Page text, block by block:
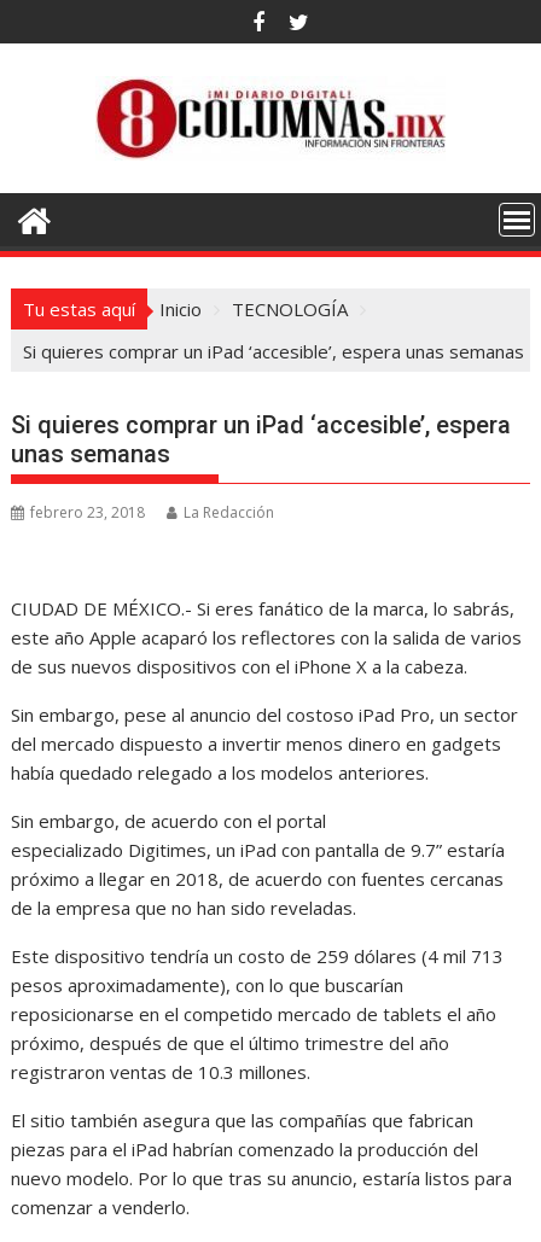
al
Tu estas aquí Inicio
TECNOLOGÍA
Si quieres comprar un iPad ‘accesible’, espera unas semanas
Si quieres comprar un iPad ‘accesible’, espera
unas semanas
febrero 23, 2018 La Redacción
CIUDAD DE MÉXICO.- Si eres fanático de la marca, lo sabrás,
este año Apple acaparó los reflectores con la salida de varios
de sus nuevos dispositivos con el iPhone X a la cabeza.
Sin embargo, pese al anuncio del costoso iPad Pro, un sector
del mercado dispuesto a invertir menos dinero en gadgets
había quedado relegado a los modelos anteriores.
Sin embargo, de acuerdo con el portal
especializado Digitimes, un iPad con pantalla de 9.7” estaría
próximo a llegar en 2018, de acuerdo con fuentes cercanas
de la empresa que no han sido reveladas.
Este dispositivo tendría un costo de 259 dólares (4 mil 713
pesos aproximadamente), con lo que buscarían
reposicionarse en el competido mercado de tablets el año
próximo, después de que el último trimestre del año
registraron ventas de 10.3 millones.
El sitio también asegura que las compañías que fabrican
piezas para el iPad habrían comenzado la producción del
nuevo modelo. Por lo que tras su anuncio, estaría listos para
comenzar a venderlo.